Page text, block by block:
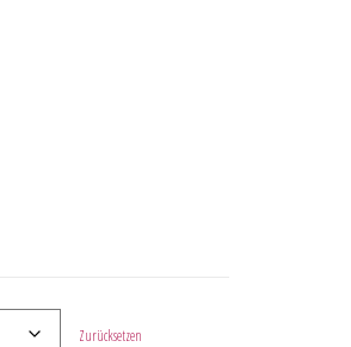
Zurücksetzen